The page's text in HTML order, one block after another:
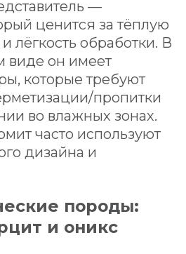
—
ценится за тёплую
лёгкость обработки. В
виде он имеет
которые требуют
пропитки
во влажных зонах.
часто используют
дизайна и
породы:
и оникс